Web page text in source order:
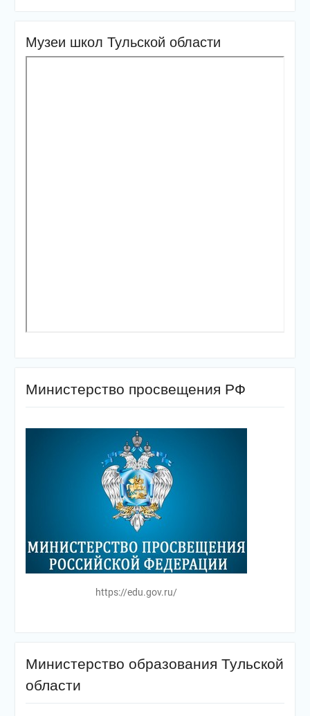
Музеи школ Тульской области
Министерство просвещения РФ
https://edu.gov.ru/
Министерство образования Тульской
области